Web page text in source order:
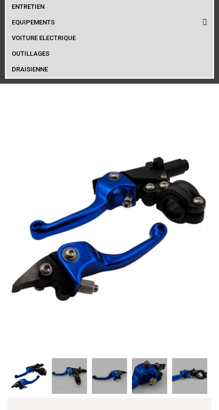
ENTRETIEN
EQUIPEMENTS
VOITURE ELECTRIQUE
OUTILLAGES
DRAISIENNE